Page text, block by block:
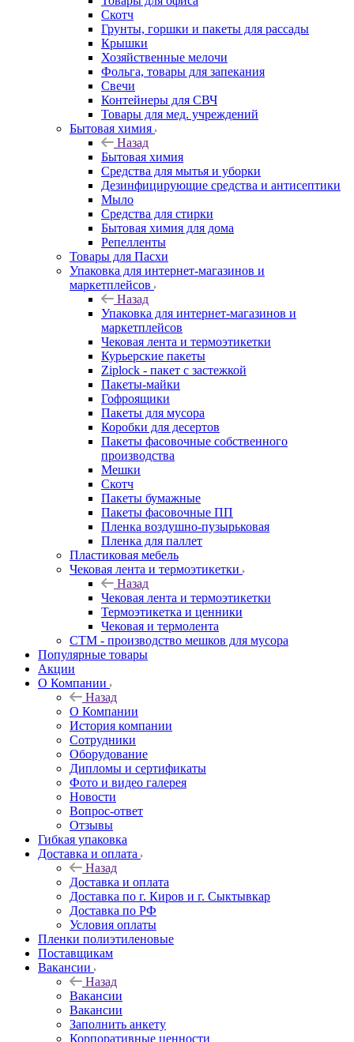
Скотч
Грунты, горшки и пакеты для рассады
Крышки
Хозяйственные мелочи
Фольга, товары для запекания
Свечи
Контейнеры для СВЧ
Товары для мед. учреждений
Бытовая химия
Назад
Бытовая химия
Средства для мытья и уборки
Дезинфицирующие средства и антисептики
Мыло
Средства для стирки
Бытовая химия для дома
Репелленты
Товары для Пасхи
Упаковка для интернет-магазинов и
маркетплейсов
Назад
Упаковка для интернет-магазинов и
маркетплейсов
Чековая лента и термоэтикетки
Курьерские пакеты
Ziplock - пакет с застежкой
Пакеты-майки
Гофроящики
Пакеты для мусора
Коробки для десертов
Пакеты фасовочные собственного
производства
Мешки
Скотч
Пакеты бумажные
Пакеты фасовочные ПП
Пленка воздушно-пузырьковая
Пленка для паллет
Пластиковая мебель
Чековая лента и термоэтикетки
Назад
Чековая лента и термоэтикетки
Термоэтикетка и ценники
Чековая и термолента
СТМ - производство мешков для мусора
Популярные товары
Акции
О Компании
Назад
О Компании
История компании
Сотрудники
Оборудование
Дипломы и сертификаты
Фото и видео галерея
Новости
Вопрос-ответ
Отзывы
Гибкая упаковка
Доставка и оплата
Назад
Доставка и оплата
Доставка по г. Киров и г. Сыктывкар
Доставка по РФ
Условия оплаты
Пленки полиэтиленовые
Поставщикам
Вакансии
Назад
Вакансии
Вакансии
Заполнить анкету
Корпоративные ценности